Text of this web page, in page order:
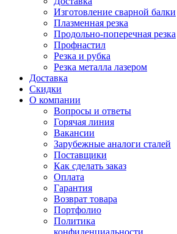
Изготовление сварной балки
Плазменная резка
Продольно-поперечная резка
Профнастил
Резка и рубка
Резка металла лазером
Доставка
Скидки
О компании
Вопросы и ответы
Горячая линия
Вакансии
Зарубежные аналоги сталей
Поставщики
Как сделать заказ
Оплата
Гарантия
Возврат товара
Портфолио
Политика
конфиденциальности